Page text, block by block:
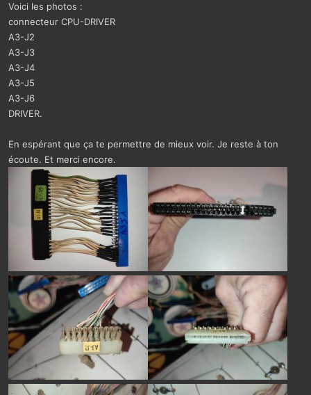
Belles photos de près
Voici les photos :
connecteur CPU-DRIVER
A3-J2
A3-J3
A3-J4
A3-J5
A3-J6
DRIVER.
En espérant que ça te permettre de mieux voir. Je reste à ton
écoute. Et merci encore.